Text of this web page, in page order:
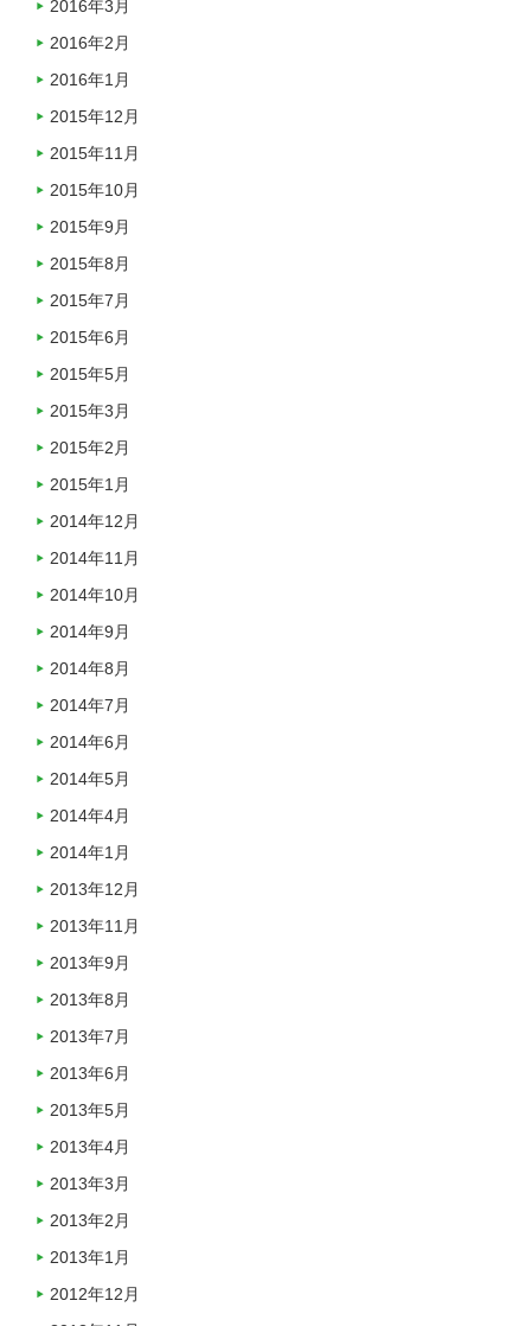
2016年3月
2016年2月
2016年1月
2015年12月
2015年11月
2015年10月
2015年9月
2015年8月
2015年7月
2015年6月
2015年5月
2015年3月
2015年2月
2015年1月
2014年12月
2014年11月
2014年10月
2014年9月
2014年8月
2014年7月
2014年6月
2014年5月
2014年4月
2014年1月
2013年12月
2013年11月
2013年9月
2013年8月
2013年7月
2013年6月
2013年5月
2013年4月
2013年3月
2013年2月
2013年1月
2012年12月